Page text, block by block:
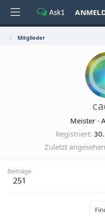
Mitglieder
Meister ·
Registriert
Zuletzt angesehen
Beiträge
251